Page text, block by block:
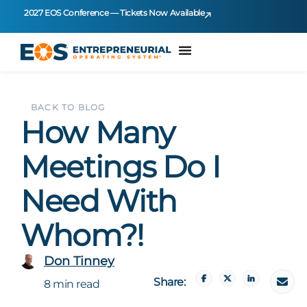
2027 EOS Conference — Tickets Now Available
BACK TO BLOG
How Many
Meetings Do I
Need With
Whom?!
Don Tinney
8 min read Share: